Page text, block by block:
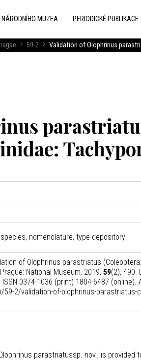
NÁRODNÍHO MUZEA PERIODICKÉ PUBLIKACE
59-2 Validation of Olophrinus
nomenclature, type depository
of Olophrinus parastriatus
National Museum, 2019, 59(2), 490.
0374-1036 (print) 1804-6487 (online).
2/validation-of-olophrinus-parastriatus-
parastriatussp. nov., is provided